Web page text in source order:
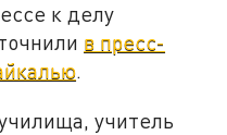
к делу
в пресс-
.
учитель